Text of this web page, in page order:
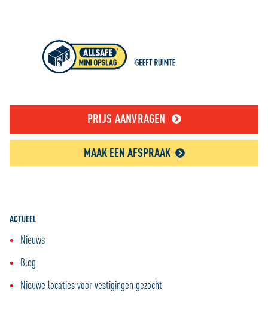
PRIJS AANVRAGEN
MAAK EEN AFSPRAAK
ACTUEEL
Nieuws
Blog
Nieuwe locaties voor vestigingen gezocht